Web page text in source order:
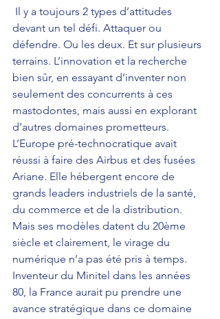
devant un tel défi. Attaquer ou
défendre. Ou les deux. Et sur plusieurs
terrains. L’innovation et la recherche
bien sûr, en essayant d’inventer non
seulement des concurrents à ces
mastodontes, mais aussi en explorant
d’autres domaines prometteurs.
L’Europe pré-technocratique avait
réussi à faire des Airbus et des fusées
Ariane. Elle hébergent encore de
grands leaders industriels de la santé,
du commerce et de la distribution.
Mais ses modèles datent du 20ème
siècle et clairement, le virage du
numérique n’a pas été pris à temps.
Inventeur du Minitel dans les années
80, la France aurait pu prendre une
avance stratégique dans ce domaine